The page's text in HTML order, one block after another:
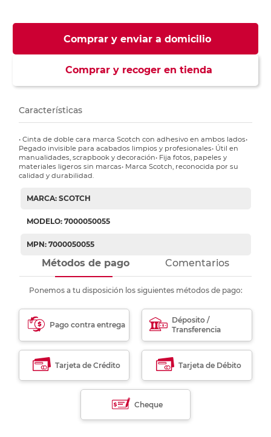
Comprar y enviar a domicilio
Comprar y recoger en tienda
Características
• Cinta de doble cara marca Scotch con adhesivo en ambos lados•
Pegado invisible para acabados limpios y profesionales• Útil en
manualidades, scrapbook y decoración• Fija fotos, papeles y
materiales ligeros sin marcas• Marca Scotch, reconocida por su
calidad y durabilidad.
MARCA: SCOTCH
MODELO: 7000050055
MPN: 7000050055
Métodos de pago Comentarios
Ponemos a tu disposición los siguientes métodos de pago:
Pago contra entrega
Déposito /
Transferencia
Tarjeta de Crédito Tarjeta de Débito
Cheque